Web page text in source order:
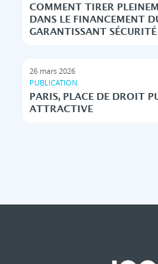
COMMENT TIRER
DANS LE FINANCEMENT
GARANTISSANT
26 mars 2026
PUBLICATION
PARIS, PLACE DE DROIT
ATTRACTIVE